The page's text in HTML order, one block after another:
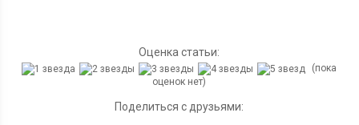
Оценка статьи:
(пока
оценок нет)
Поделиться с друзьями: